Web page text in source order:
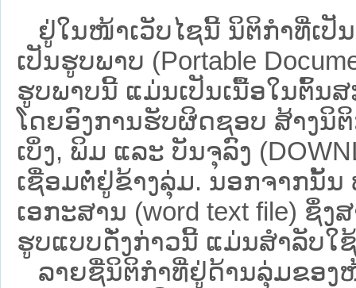
ຢູ່ໃນໜ້າ​ເວັບ​ໄຊ​ນີ້ ນິຕິກຳທີ່ເປັ
ເປັນຮູບພາບ (Portable
ຮູບພາບນີ້ ແມ່ນເປັນເນື້ອໃນຕົ້ນ
ໂດຍອົງການຮັບຜິດຊອບ ສ້າງນິ
ເບິ່ງ, ພິມ ແລະ ບັນຈຸລົງ
ເຊື່ອມຕໍ່ຢູ່ຂ້າງລຸ່ມ. ນອກຈາກນັ້ນ
ເອກະສານ (word text file) ຊຶ່
ຮູບແບບດັ່ງກ່າວນີ້ ແມ່ນສຳລັບໃ
ລາຍຊື່ນິຕິກຳທີ່ຢູ່ດ້ານລຸ່ມຂອງ